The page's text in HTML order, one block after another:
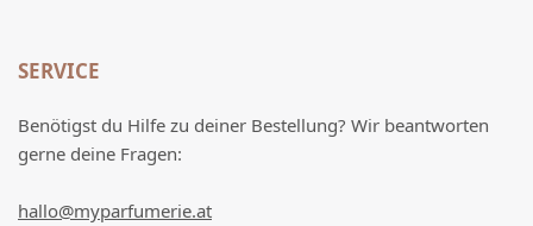
SERVICE
Benötigst du Hilfe zu deiner Bestellung? Wir beantworten
gerne deine Fragen:
hallo@myparfumerie.at